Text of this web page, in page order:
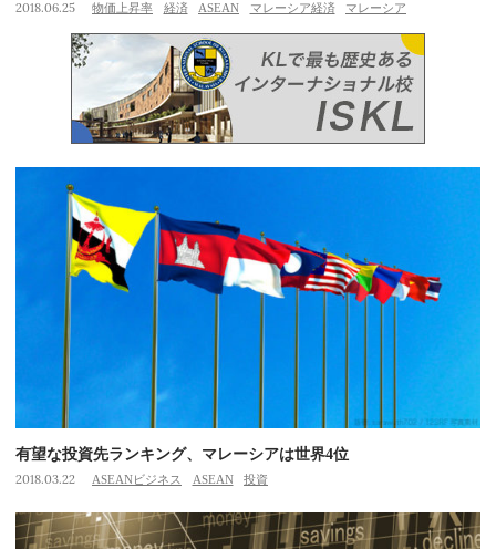
2018.06.25 物価上昇率 経済 ASEAN マレーシア経済 マレーシア
有望な投資先ランキング、マレーシアは世界4位
2018.03.22 ASEANビジネス ASEAN 投資